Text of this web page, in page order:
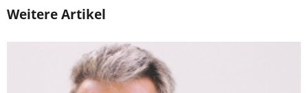
Weitere Artikel